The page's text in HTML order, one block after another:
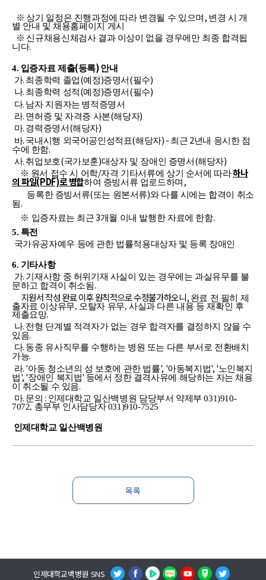
※ 상기 일정은 진행과정에 따라 변경될 수 있으며 , 변경 시 개
별 안내 및 채용홈페이지 게시
※ 신규채용신체검사 결과 이상이 없을 경우에만 최종 합격됩
니다.
4. 입증자료 제출(등록)안내
가. 최종학력 졸업(예정)증명서 (필수)
나. 최종학력 성적(예정)증명서 (필수)
다. 남자 지원자는 병적증명서
라. 면허증 및 자격증 사본(해당자)
마. 경력증명서 (해당자)
바. 국내시행 외국어공인성적표(해당자) - 최근 2년내 응시한 점
수에 한함.
사. 취업보호(국가보훈)대상자 및 장애인 증명서 (해당자)
※ 원서 접수 시 어학/자격 기타서류에 상기 순서에 따라하나
의 파일(PDF)로 병합하여 증빙서류 업로드하며 ,
등록한 증빙서류(또는 원본서류)와 다를 시에는 합격이 취소
됨.
※ 입증자료는 최근3개월 이내 발행한 자료에 한함.
5. 특전
국가유공자예우 등에 관한 법률적용대상자 및 등록 장애인
6. 기타사항
가. 기재사항 중 허위기재 사실이 있는 경우에는 과실유무를 불
문하고 합격이 취소됨.
지원서 작성 완료 이후 원칙적으로 수정불가하오니, 완료 전 필히 제
출자료 이상유무, 오탈자 유무, 사실과 다른 내용 등 재확인 후
제출요망.
나. 전형 단계별 적격자가 없는 경우 합격자를 결정하지 않을 수
있음.
다. 동종 유사직무를 수행하는 병원 또는 다른 부서로 전환배치
가능.
라. '아동 청소년의 성 보호에 관한 법률', '아동복지법', '노인복지
법', '장애인 복지법' 등에서 정한 결격사유에 해당하는 자는 채용
이 취소될 수 있음.
마. 문의 : 인제대학교 일산백병원 담당부서 약제부 031)910-
7072, 총무부 인사담당자031)910-7525
인제대학교 일산백병원
목록
인제대학교백병원 SNS